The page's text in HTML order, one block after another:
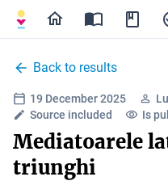
Back to results
19 December 2025
Source included
Is
Mediatoarele
triunghi